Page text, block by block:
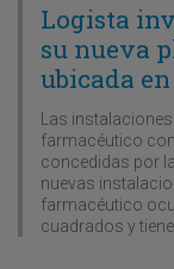
Logista
su nueva
ubicada
Las
farmacéutico
concedidas por
nuevas
farmacéutico
cuadrados y